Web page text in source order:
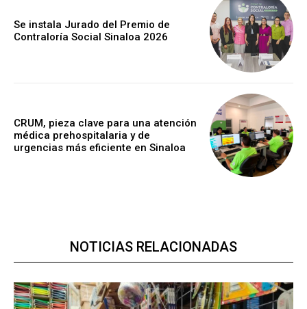
Se instala Jurado del Premio de
Contraloría Social Sinaloa 2026
CRUM, pieza clave para una atención
médica prehospitalaria y de
urgencias más eficiente en Sinaloa
NOTICIAS RELACIONADAS